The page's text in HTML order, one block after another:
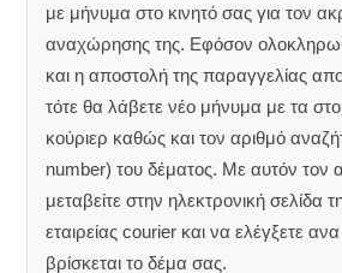
με μήνυμα στο κινητό σας για τον
αναχώρησης της. Εφόσον
και η αποστολή της παραγγελίας
τότε θα λάβετε νέο μήνυμα με τα
κούριερ καθώς και τον αριθμό
number) του δέματος. Με αυτόν τον
μεταβείτε στην ηλεκτρονική σελίδα
εταιρείας courier και να ελέγξετε
βρίσκεται το δέμα σας.